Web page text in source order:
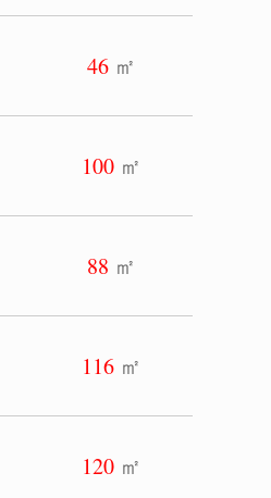
46㎡
100㎡
88 ㎡
116㎡
120㎡